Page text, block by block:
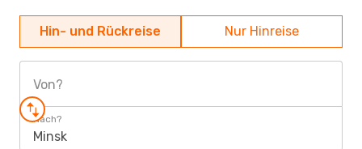
Hin- und Rückreise Nur Hinreise
Von?
Nach?
Minsk